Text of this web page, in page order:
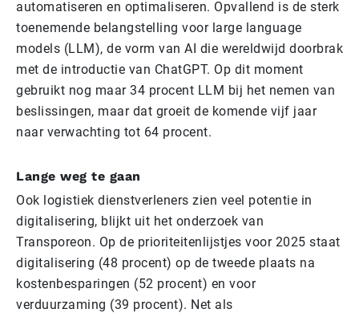
automatiseren en optimaliseren. Opvallend is de sterk
toenemende belangstelling voor large language
models (LLM), de vorm van AI die wereldwijd doorbrak
met de introductie van ChatGPT. Op dit moment
gebruikt nog maar 34 procent LLM bij het nemen van
beslissingen, maar dat groeit de komende vijf jaar
naar verwachting tot 64 procent.
Lange weg te gaan
Ook logistiek dienstverleners zien veel potentie in
digitalisering, blijkt uit het onderzoek van
Transporeon. Op de prioriteitenlijstjes voor 2025 staat
digitalisering (48 procent) op de tweede plaats na
kostenbesparingen (52 procent) en voor
verduurzaming (39 procent). Net als